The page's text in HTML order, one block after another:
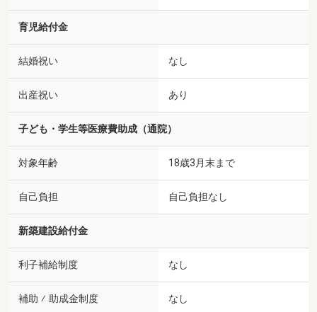
育児給付金
結婚祝い なし
出産祝い あり
子ども・学生等医療費助成（通院）
対象年齢 18歳3月末まで
自己負担 自己負担なし
新築建設給付金
利子補給制度 なし
補助 ⁄ 助成金制度 なし